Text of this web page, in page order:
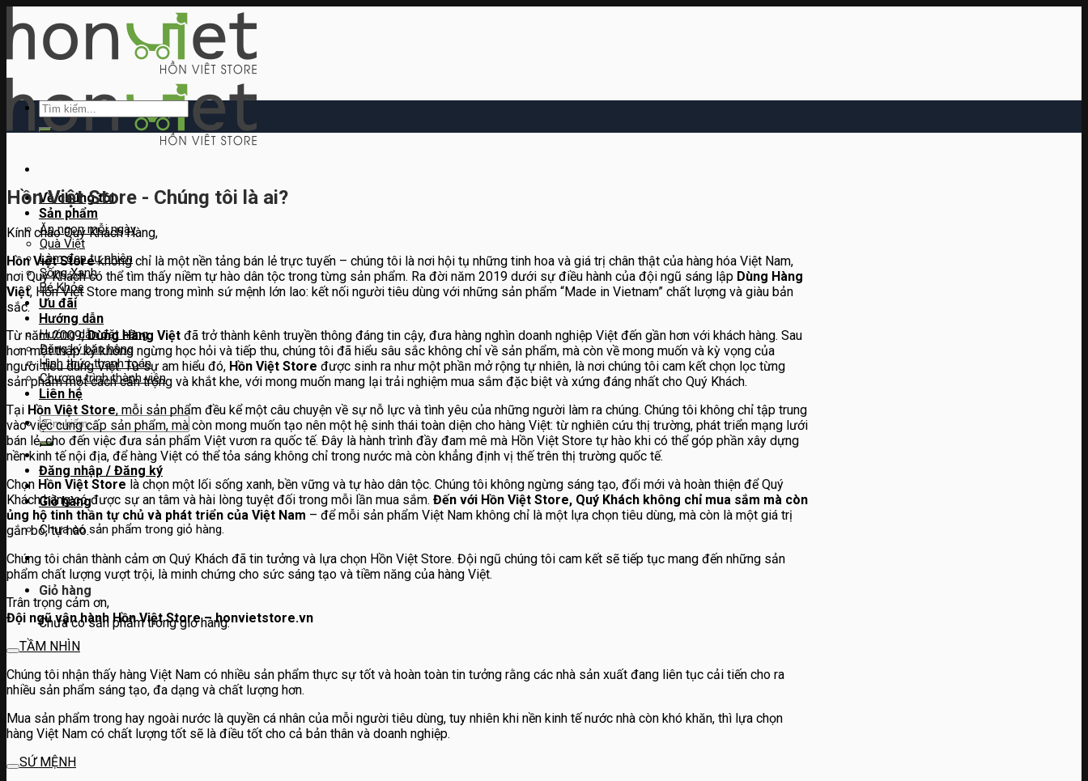
to
content
Về chúng tôi
Sản phẩm
Ăn ngon mỗi ngày
Quà Việt
Làm đẹp tự nhiên
Sống Xanh
Bé Khỏe
Ưu đãi
Hướng dẫn
Hướng dẫn đặt hàng
Đăng ký bán hàng
Hình thức thanh toán
Chương trình thành viên
Liên hệ
Tìm
kiếm:
Đăng nhập / Đăng ký
Giỏ hàng
Chưa có sản phẩm trong giỏ hàng.
Giỏ hàng
Chưa có sản phẩm trong giỏ hàng.
Tìm
kiếm:
Hồn Việt Store - Chúng tôi là ai?
Kính chào Quý Khách Hàng,
Hồn Việt Storekhông chỉ là một nền tảng bán lẻ trực tuyến – chúng tôi là nơi hội tụ những tinh hoa và giá trị chân thật của hàng hóa Việt Nam,
nơi Quý Khách có thể tìm thấy niềm tự hào dân tộc trong từng sản phẩm. Ra đời năm 2019 dưới sự điều hành của đội ngũ sáng lập Dùng Hàng
Việt, Hồn Việt Store mang trong mình sứ mệnh lớn lao: kết nối người tiêu dùng với những sản phẩm “Made in Vietnam” chất lượng và giàu bản
sắc.
Từ năm 2009,Dùng Hàng Việt đã trở thành kênh truyền thông đáng tin cậy, đưa hàng nghìn doanh nghiệp Việt đến gần hơn với khách hàng. Sau
hơn một thập kỷ không ngừng học hỏi và tiếp thu, chúng tôi đã hiểu sâu sắc không chỉ về sản phẩm, mà còn về mong muốn và kỳ vọng của
người tiêu dùng Việt. Từ sự am hiểu đó, Hồn Việt Store được sinh ra như một phần mở rộng tự nhiên, là nơi chúng tôi cam kết chọn lọc từng
sản phẩm một cách cẩn trọng và khắt khe, với mong muốn mang lại trải nghiệm mua sắm đặc biệt và xứng đáng nhất cho Quý Khách.
Tại Hồn Việt Store, mỗi sản phẩm đều kể một câu chuyện về sự nỗ lực và tình yêu của những người làm ra chúng. Chúng tôi không chỉ tập trung
vào việc cung cấp sản phẩm, mà còn mong muốn tạo nên một hệ sinh thái toàn diện cho hàng Việt: từ nghiên cứu thị trường, phát triển mạng lưới
bán lẻ, cho đến việc đưa sản phẩm Việt vươn ra quốc tế. Đây là hành trình đầy đam mê mà Hồn Việt Store tự hào khi có thể góp phần xây dựng
nền kinh tế nội địa, để hàng Việt có thể tỏa sáng không chỉ trong nước mà còn khẳng định vị thế trên thị trường quốc tế.
Chọn Hồn Việt Store là chọn một lối sống xanh, bền vững và tự hào dân tộc. Chúng tôi không ngừng sáng tạo, đổi mới và hoàn thiện để Quý
Khách hàng có được sự an tâm và hài lòng tuyệt đối trong mỗi lần mua sắm. Đến với Hồn Việt Store, Quý Khách không chỉ mua sắm mà còn
ủng hộ tinh thần tự chủ và phát triển của Việt Nam – để mỗi sản phẩm Việt Nam không chỉ là một lựa chọn tiêu dùng, mà còn là một giá trị
gắn bó, tự hào.
Chúng tôi chân thành cảm ơn Quý Khách đã tin tưởng và lựa chọn Hồn Việt Store. Đội ngũ chúng tôi cam kết sẽ tiếp tục mang đến những sản
phẩm chất lượng vượt trội, là minh chứng cho sức sáng tạo và tiềm năng của hàng Việt.
Trân trọng cảm ơn,
Đội ngũ vận hành Hồn Việt Store – honvietstore.vn
TẦM NHÌN
Chúng tôi nhận thấy hàng Việt Nam có nhiều sản phẩm thực sự tốt và hoàn toàn tin tưởng rằng các nhà sản xuất đang liên tục cải tiến cho ra
nhiều sản phẩm sáng tạo, đa dạng và chất lượng hơn.
Mua sản phẩm trong hay ngoài nước là quyền cá nhân của mỗi người tiêu dùng, tuy nhiên khi nền kinh tế nước nhà còn khó khăn, thì lựa chọn
hàng Việt Nam có chất lượng tốt sẽ là điều tốt cho cả bản thân và doanh nghiệp.
SỨ MỆNH